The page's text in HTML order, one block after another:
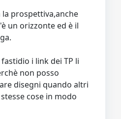
la prospettiva,anche
un orizzonte ed è il
i link dei TP li
non posso
disegni quando altri
cose in modo